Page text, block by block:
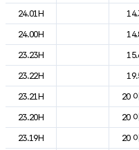
24.01H
24.00H
23.23H
23.22H
23.21H
20
23.20H
20
23.19H
20